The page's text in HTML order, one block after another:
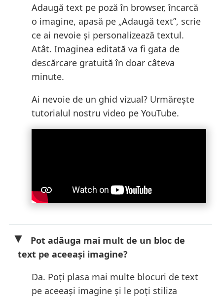
Adaugă text pe poză în browser, încarcă
o imagine, apasă pe „Adaugă text”, scrie
ce ai nevoie și personalizează textul.
Atât. Imaginea editată va fi gata de
descărcare gratuită în doar câteva
minute.
Ai nevoie de un ghid vizual? Urmărește
tutorialul nostru video pe YouTube.
Pot adăuga mai mult de un bloc de
text pe aceeași imagine?
Da. Poți plasa mai multe blocuri de text
pe aceeași imagine și le poți stiliza